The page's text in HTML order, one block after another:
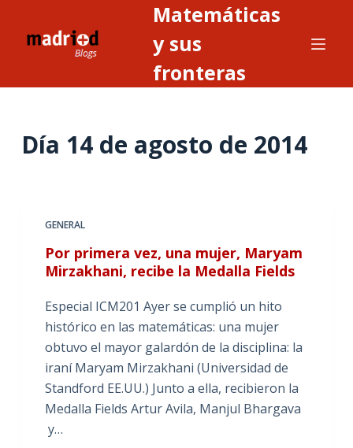
Matemáticas
y sus
fronteras
Día 14 de agosto de 2014
GENERAL
Por primera vez, una mujer, Maryam
Mirzakhani, recibe la Medalla Fields
Especial ICM201 Ayer se cumplió un hito
histórico en las matemáticas: una mujer
obtuvo el mayor galardón de la disciplina: la
iraní Maryam Mirzakhani (Universidad de
Standford EE.UU.) Junto a ella, recibieron la
Medalla Fields Artur Avila, Manjul Bhargava
y…